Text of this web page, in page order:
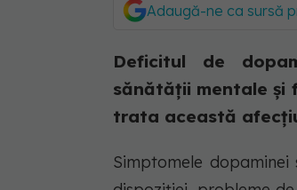
Adaugă-ne ca sursă
Deficitul de
sănătății mentale și
trata această
Simptomele